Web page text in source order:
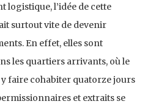
logistique, l’idée de cette
surtout vite de devenir
En effet, elles sont
les quartiers arrivants, où le
faire cohabiter quatorze jours
et extraits se